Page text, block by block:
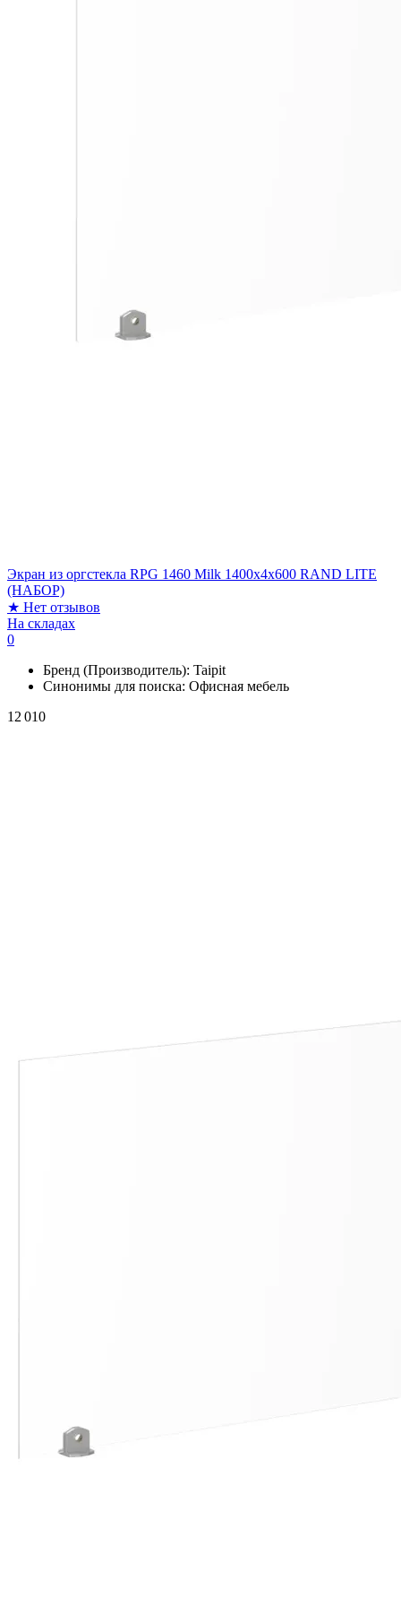
Экран из оргстекла RPG 1460 Milk 1400х4х600 RAND LITE
(НАБОР)
★ Нет отзывов
На складах
0
Бренд (Производитель): Taipit
Синонимы для поиска: Офисная мебель
12 010